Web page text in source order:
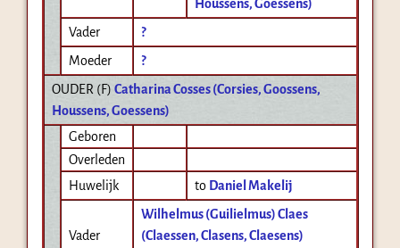
Houssens, Goessens)
Vader
?
Moeder
?
OUDER (F) Catharina Cosses (Corsies, Goossens,
Houssens, Goessens)
Geboren
Overleden
Huwelijk
to Daniel Makelij
Vader
Wilhelmus (Guilielmus) Claes
(Claessen, Clasens, Claesens)